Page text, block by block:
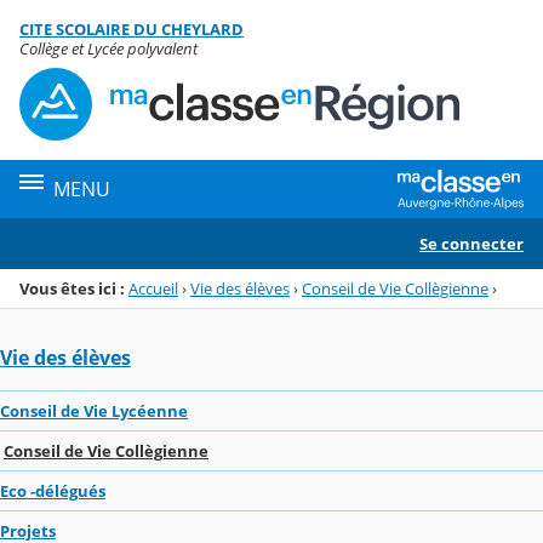
Menu de la rubrique
Contenu
CITE SCOLAIRE DU CHEYLARD
Collège et Lycée polyvalent
MENU
Se connecter
Vous êtes ici : Accueil›Vie des élèves›Conseil de Vie Collègienne›
Vie des élèves
Conseil de Vie Lycéenne
Conseil de Vie Collègienne
Eco -délégués
Projets